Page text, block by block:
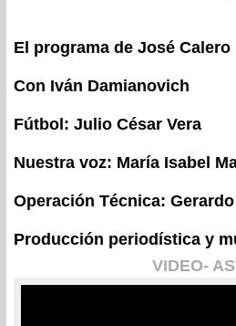
El programa de José Calero
Con Iván Damianovich
Fútbol: Julio César Vera
Nuestra voz: María Isabel
Operación Técnica:
Producción periodística y
VIDEO-